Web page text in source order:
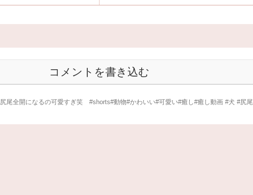
コメントを書き込む
尻尾全開になるの可愛すぎ笑 #shorts#動物#かわいい#可愛い#癒し#癒し動画 #犬 #尻尾